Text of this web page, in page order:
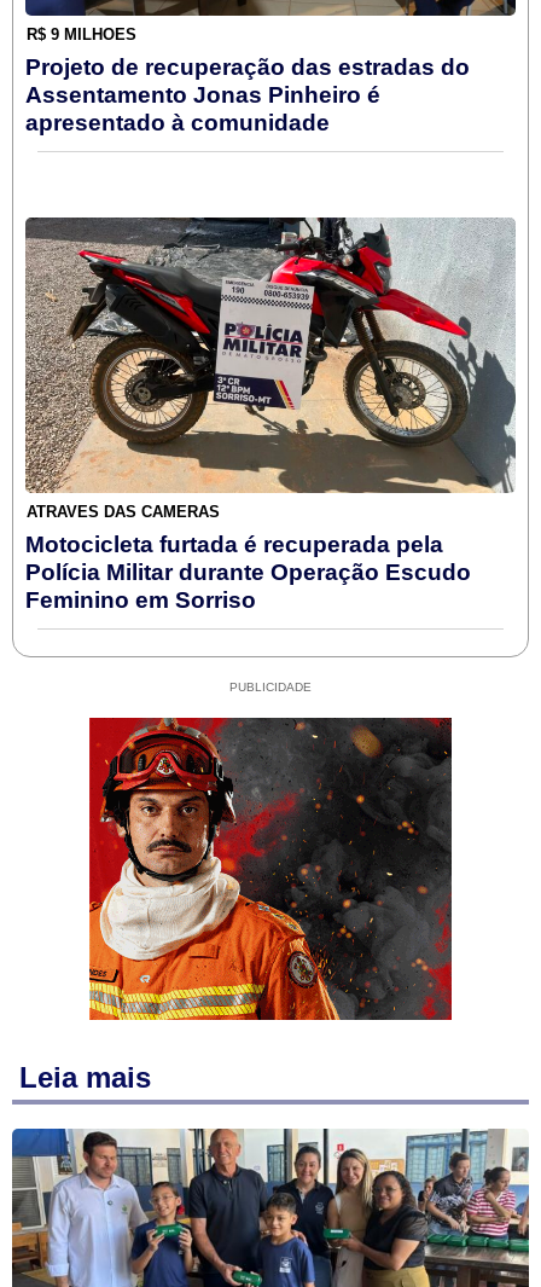
R$ 9 MILHÕES
Projeto de recuperação das estradas do
Assentamento Jonas Pinheiro é
apresentado à comunidade
ATRAVÉS DAS CÂMERAS
Motocicleta furtada é recuperada pela
Polícia Militar durante Operação Escudo
Feminino em Sorriso
PUBLICIDADE
Leia mais